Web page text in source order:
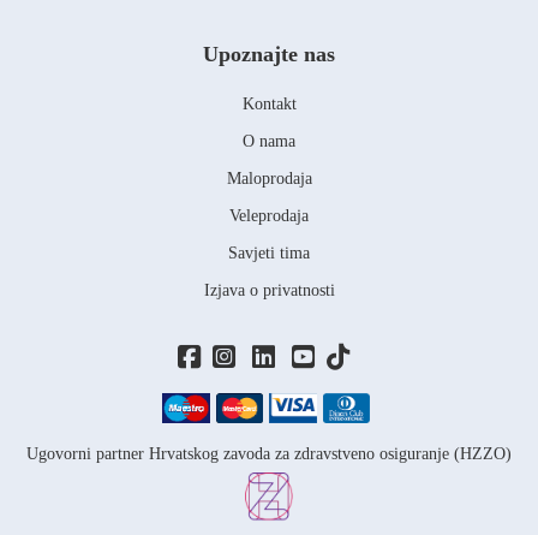
Ugovorni partner Hrvatskog zavoda za zdravstveno osiguranje (HZZO)
Upoznajte nas
Kontakt
O nama
Maloprodaja
Veleprodaja
Savjeti tima
Izjava o privatnosti